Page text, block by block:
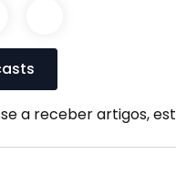
a receber artigos,